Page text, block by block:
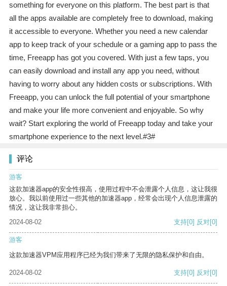
something for everyone on this platform. The best part is that
all the apps available are completely free to download, making
it accessible to everyone. Whether you need a new calendar
app to keep track of your schedule or a gaming app to pass the
time, Freeapp has got you covered. With just a few taps, you
can easily download and install any app you need, without
having to worry about any hidden costs or subscriptions. With
Freeapp, you can unlock the full potential of your smartphone
and make your life more convenient and enjoyable. So why
wait? Start exploring the world of Freeapp today and take your
smartphone experience to the next level.#3#
评论
游客
这款加速器app的安全性很高，使用过程中不会泄露个人信息，这让我很
放心。我以前使用过一些其他的加速器app，经常会出现个人信息泄露的
情况，这让我非常担心。
2024-08-02
支持[0] 反对[0]
游客
这款加速器VPM应用程序已经为我们带来了无限的隐私保护和自由。
2024-08-02 支持[0] 反对[0]